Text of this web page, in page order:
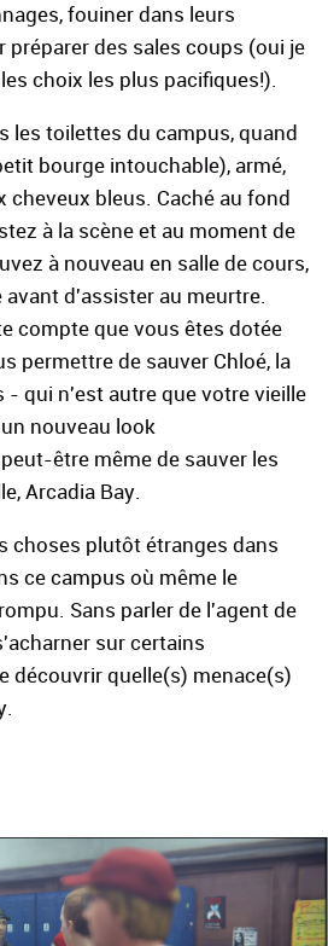
fouiner dans leurs
préparer des sales coups (oui je
choix les plus pacifiques!).
les toilettes du campus, quand
bourge intouchable), armé,
cheveux bleus. Caché au fond
à la scène et au moment de
à nouveau en salle de cours,
d'assister au meurtre.
compte que vous êtes dotée
permettre de sauver Chloé, la
- qui n'est autre que votre vieille
nouveau look
être même de sauver les
Arcadia Bay.
choses plutôt étranges dans
ce campus où même le
Sans parler de l'agent de
sur certains
découvrir quelle(s) menace(s)